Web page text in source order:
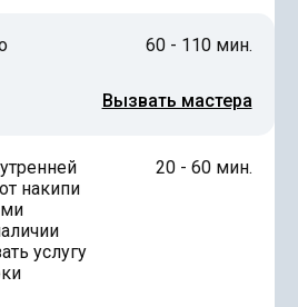
60 - 110 мин.
Вызвать мастера
накипи
услугу
20 - 60 мин.